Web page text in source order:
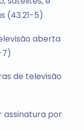
(43.21-5)
aberta
7)
de televisão
assinatura por